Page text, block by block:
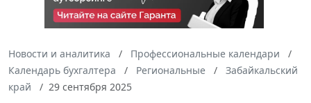
Новости и аналитика
Профессиональные календари
Календарь бухгалтера
Региональные
Забайкальский
край
29 сентября 2025